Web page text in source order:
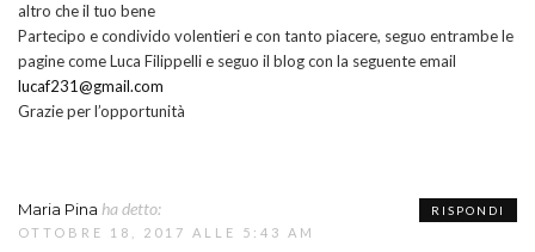
altro che il tuo bene
Partecipo e condivido volentieri e con tanto piacere, seguo entrambe le
pagine come Luca Filippelli e seguo il blog con la seguente email
lucaf231@gmail.com
Grazie per l’opportunità
Maria Pina ha detto:
OTTOBRE 18, 2017 ALLE 5:43 AM
RISPONDI